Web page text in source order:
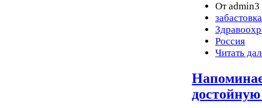
От
забастовка
Россия
Читать